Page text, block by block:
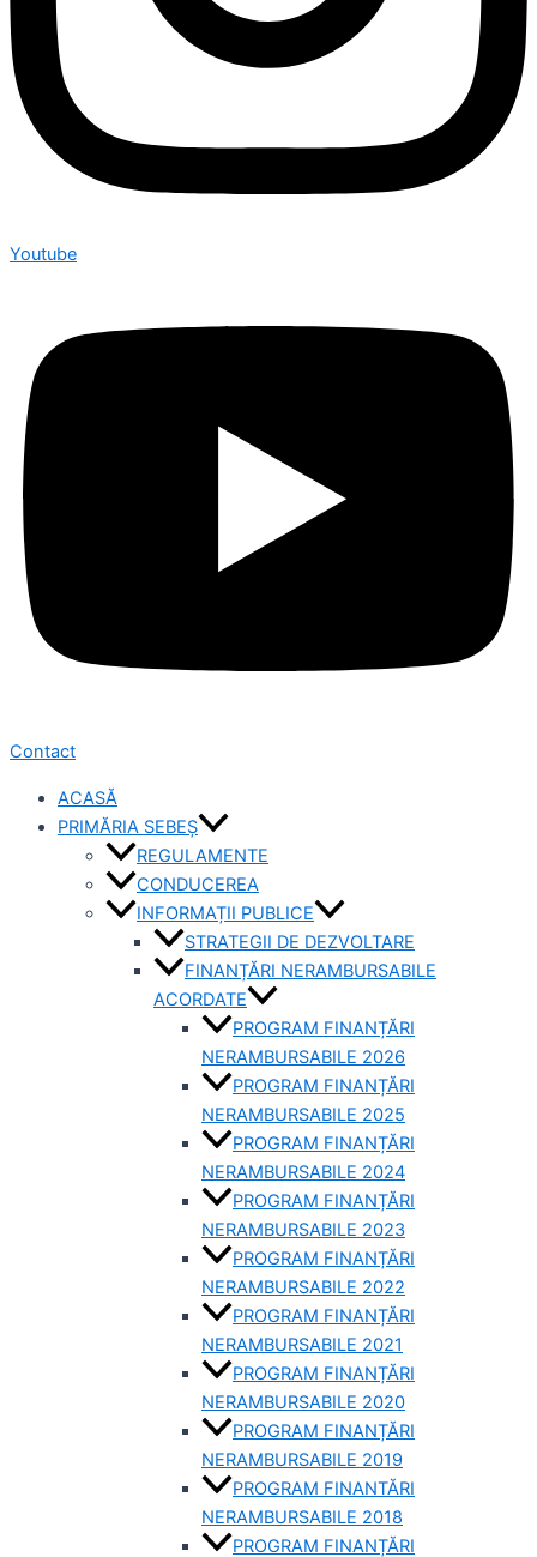
Youtube
Contact
ACASĂ
PRIMĂRIA SEBEȘ
REGULAMENTE
CONDUCEREA
INFORMAȚII PUBLICE
STRATEGII DE DEZVOLTARE
FINANȚĂRI NERAMBURSABILE
ACORDATE
PROGRAM FINANȚĂRI
NERAMBURSABILE 2026
PROGRAM FINANȚĂRI
NERAMBURSABILE 2025
PROGRAM FINANȚĂRI
NERAMBURSABILE 2024
PROGRAM FINANȚĂRI
NERAMBURSABILE 2023
PROGRAM FINANȚĂRI
NERAMBURSABILE 2022
PROGRAM FINANȚĂRI
NERAMBURSABILE 2021
PROGRAM FINANȚĂRI
NERAMBURSABILE 2020
PROGRAM FINANȚĂRI
NERAMBURSABILE 2019
PROGRAM FINANTĂRI
NERAMBURSABILE 2018
PROGRAM FINANȚĂRI